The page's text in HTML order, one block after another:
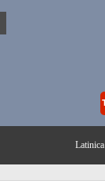
Latinica